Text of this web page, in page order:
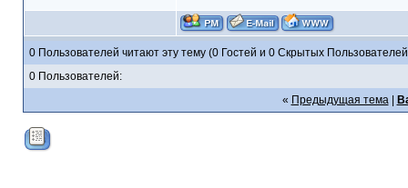
0 Пользователей читают эту тему (0 Гостей и 0 Скрытых
0 Пользователей:
« Предыдущая тема|